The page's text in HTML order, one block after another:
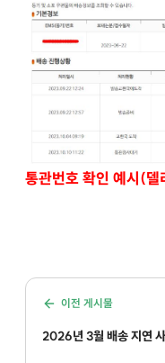
통관번호 확인 예시(델
이전 게시물
2026년 3월 배송 지연